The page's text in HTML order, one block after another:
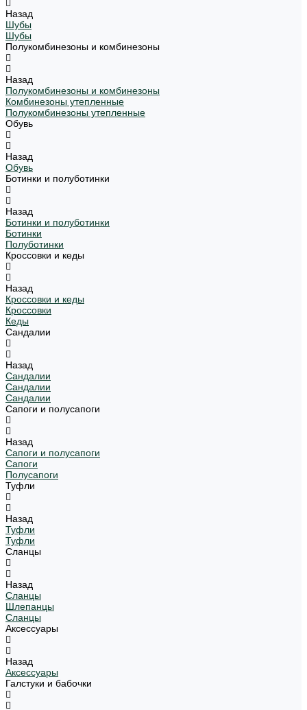
Назад
Шубы
Шубы
Полукомбинезоны и комбинезоны
Назад
Полукомбинезоны и комбинезоны
Комбинезоны утепленные
Полукомбинезоны утепленные
Обувь
Назад
Обувь
Ботинки и полуботинки
Назад
Ботинки и полуботинки
Ботинки
Полуботинки
Кроссовки и кеды
Назад
Кроссовки и кеды
Кроссовки
Кеды
Сандалии
Назад
Сандалии
Сандалии
Сандалии
Сапоги и полусапоги
Назад
Сапоги и полусапоги
Сапоги
Полусапоги
Туфли
Назад
Туфли
Туфли
Сланцы
Назад
Сланцы
Шлепанцы
Сланцы
Аксессуары
Назад
Аксессуары
Галстуки и бабочки